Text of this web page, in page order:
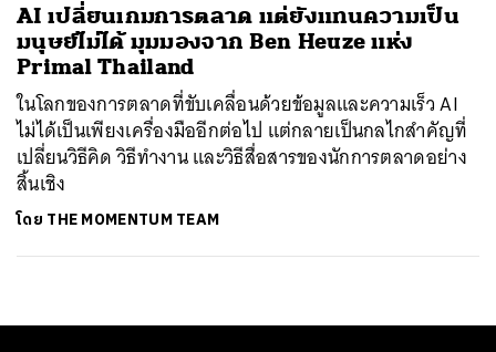
AI เปลี่ยนเกมการตลาด แต่ยังแทนความเป็น
มนุษย์ไม่ได้ มุมมองจาก Ben Heuze แห่ง
Primal Thailand
ในโลกของการตลาดที่ขับเคลื่อนด้วยข้อมูลและความเร็ว AI
ไม่ได้เป็นเพียงเครื่องมืออีกต่อไป แต่กลายเป็นกลไกสำคัญที่
เปลี่ยนวิธีคิด วิธีทำงาน และวิธีสื่อสารของนักการตลาดอย่าง
สิ้นเชิง
โดย THE MOMENTUM TEAM